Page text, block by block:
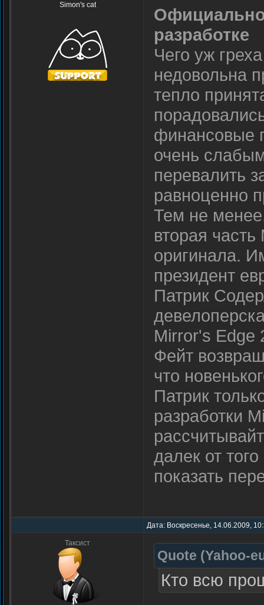
Simon's cat
разработке
Чего уж
недовольна
тепло
финансовые
очень
перевалить
равноценно
Тем не
вторая
оригинала.
президент
Патрик
Mirror's Edge
Фейт
что
Патрик
разработки
далек от
показать
Дата: Воскресенье, 14.06.2009,
Таксист
Quote (Yahoo-
Кто всю